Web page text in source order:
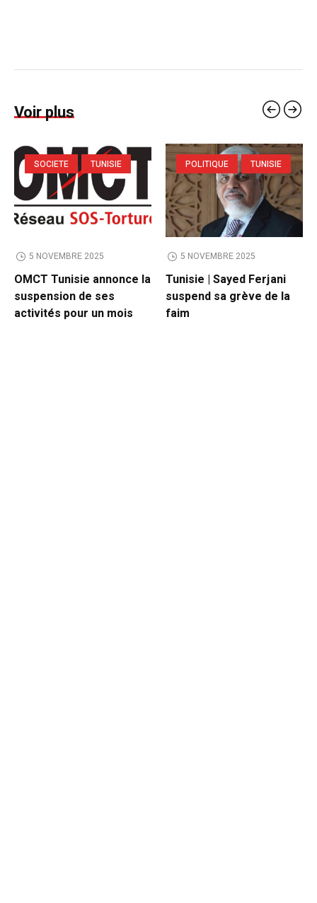
Voir plus
SOCIETE TUNISIE
5 NOVEMBRE 2025
OMCT Tunisie annonce la
suspension de ses
activités pour un mois
POLITIQUE TUNISIE
5 NOVEMBRE 2025
Tunisie | Sayed Ferjani
suspend sa grève de la
faim